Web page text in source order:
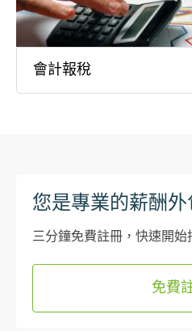
會計報稅
您是專業的薪酬外
三分鐘免費註冊，快速開始
免費